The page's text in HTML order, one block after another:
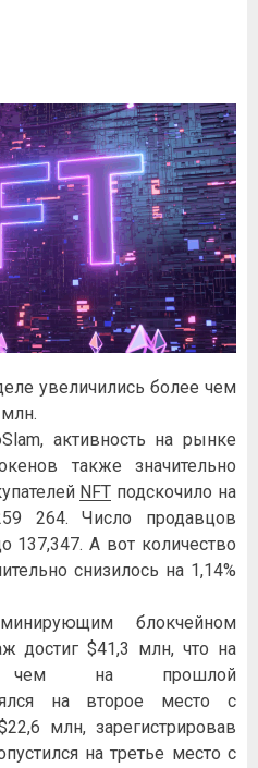
увеличились более чем
активность на рынке
также значительно
NFT подскочило на
264. Число продавцов
137,347. А вот количество
снизилось на 1,14%
блокчейном
достиг $41,3 млн, что на
чем на прошлой
на второе место с
млн, зарегистрировав
на третье место с